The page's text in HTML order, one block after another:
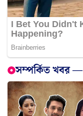
সম্পর্কিত খবর —